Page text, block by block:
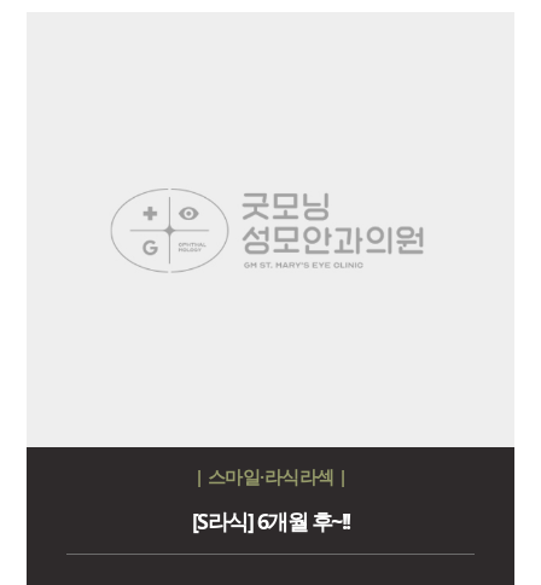
| 스마일·라식라섹 |
[S라식] 6개월 후~!!